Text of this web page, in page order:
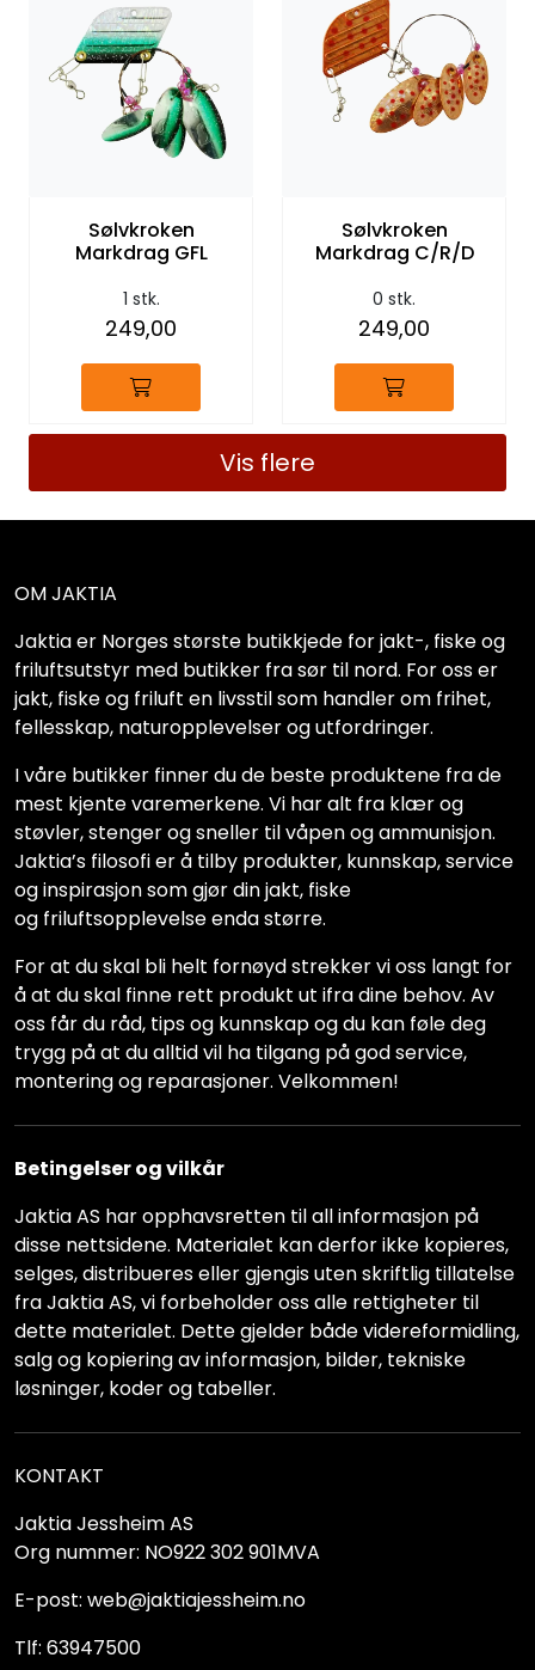
Sølvkroken
Markdrag GFL
1 stk.
249,00
Sølvkroken
Markdrag C/R/D
0 stk.
249,00
Vis flere
OM JAKTIA
Jaktia er Norges største butikkjede for jakt-, fiske og
friluftsutstyr med butikker fra sør til nord. For oss er
jakt, fiske og friluft en livsstil som handler om frihet,
fellesskap, naturopplevelser og utfordringer.
I våre butikker finner du de beste produktene fra de
mest kjente varemerkene. Vi har alt fra klær og
støvler, stenger og sneller til våpen og ammunisjon.
Jaktia’s filosofi er å tilby produkter, kunnskap, service
og inspirasjon som gjør din jakt, fiske
og friluftsopplevelse enda større.
For at du skal bli helt fornøyd strekker vi oss langt for
å at du skal finne rett produkt ut ifra dine behov. Av
oss får du råd, tips og kunnskap og du kan føle deg
trygg på at du alltid vil ha tilgang på god service,
montering og reparasjoner. Velkommen!
Betingelser og vilkår
Jaktia AS har opphavsretten til all informasjon på
disse nettsidene. Materialet kan derfor ikke kopieres,
selges, distribueres eller gjengis uten skriftlig tillatelse
fra Jaktia AS, vi forbeholder oss alle rettigheter til
dette materialet. Dette gjelder både videreformidling,
salg og kopiering av informasjon, bilder, tekniske
løsninger, koder og tabeller.
KONTAKT
Jaktia Jessheim AS
Org nummer: NO922 302 901MVA
E-post: web@jaktiajessheim.no
Tlf: 63947500